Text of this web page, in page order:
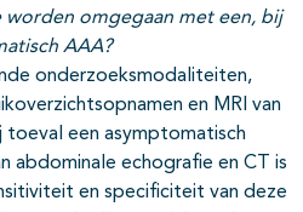
omgegaan met een, bij
AAA?
onderzoeksmodaliteiten,
en MRI van
toeval een asymptomatisch
abdominale echografie en CT is
en specificiteit van deze